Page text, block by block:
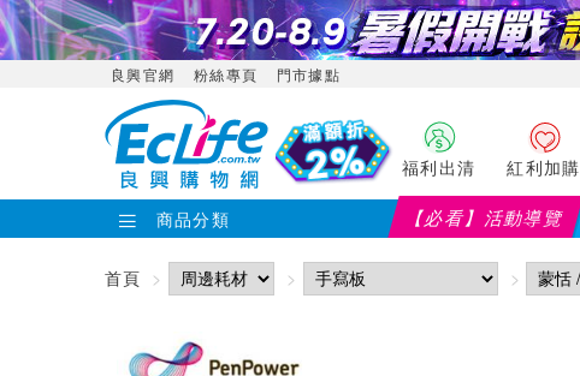
良興官網 粉絲專頁 門市據點
福利出清 紅利加購
商品分類 【必看】活動導覽
首頁